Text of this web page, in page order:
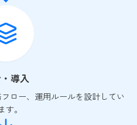
導入
ロー、運用ルールを設計してい
す。